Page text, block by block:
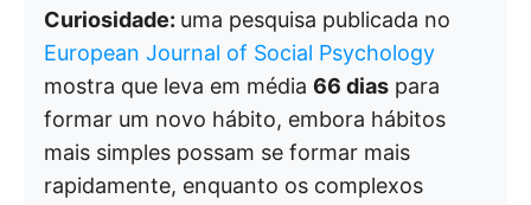
Curiosidade: uma pesquisa publicada no
European Journal of Social Psychology
mostra que leva em média 66 dias para
formar um novo hábito, embora hábitos
mais simples possam se formar mais
rapidamente, enquanto os complexos